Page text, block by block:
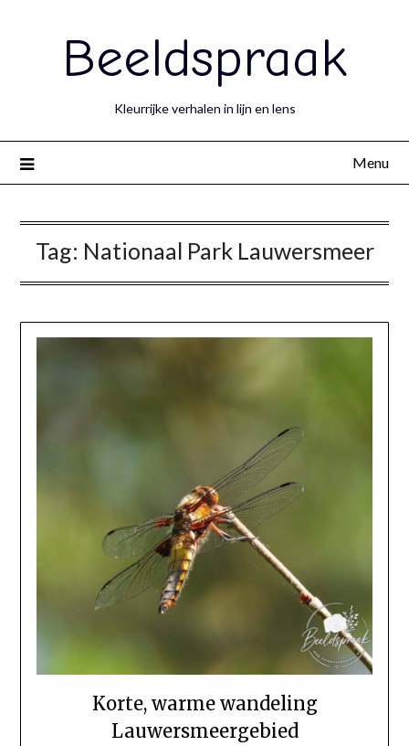
Beeldspraak
Kleurrijke verhalen in lijn en lens
Menu
Tag: Nationaal Park Lauwersmeer
Korte, warme wandeling
Lauwersmeergebied